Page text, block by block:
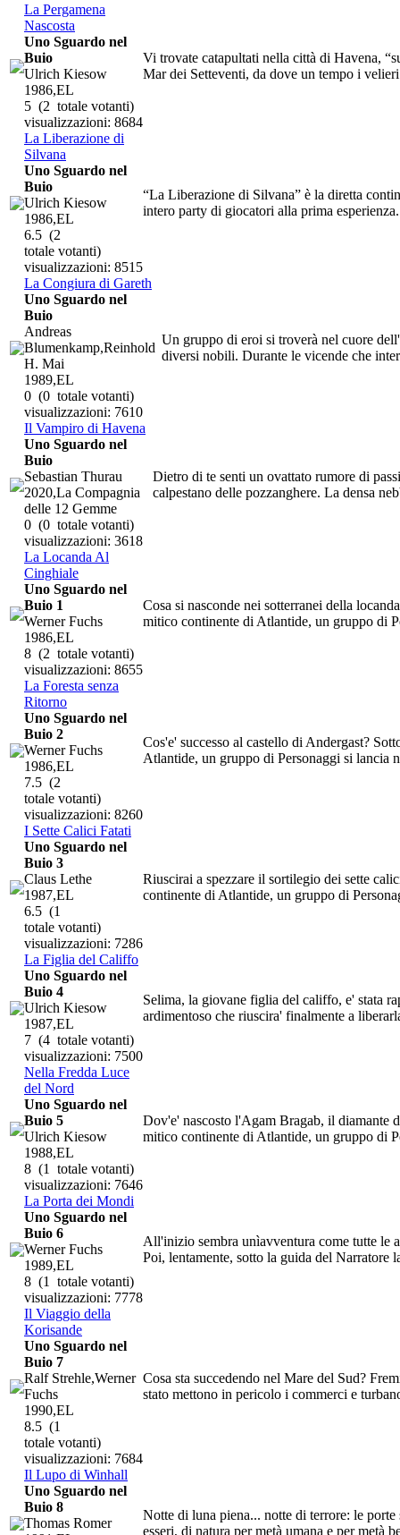
La Pergamena
Nascosta
Vi trovate catapultati nella città di Havena,
Mar dei Setteventi, da dove un tempo i
Uno Sguardo nel
Buio
Ulrich Kiesow
1986,EL
5 (2 totale votanti)
visualizzazioni: 8684
La Liberazione di
Silvana
“La Liberazione di Silvana” è la diretta
intero party di giocatori alla prima
Uno Sguardo nel
Buio
Ulrich Kiesow
1986,EL
6.5 (2
totale votanti)
visualizzazioni: 8515
La Congiura di Gareth
Un gruppo di eroi si troverà nel cuore
diversi nobili. Durante le vicende che
Uno Sguardo nel
Buio
Andreas
Blumenkamp,Reinhold
H. Mai
1989,EL
0 (0 totale votanti)
visualizzazioni: 7610
Il Vampiro di Havena
Dietro di te senti un ovattato rumore di
calpestano delle pozzanghere. La densa
Uno Sguardo nel
Buio
Sebastian Thurau
2020,La Compagnia
delle 12 Gemme
0 (0 totale votanti)
visualizzazioni: 3618
La Locanda Al
Cinghiale
Cosa si nasconde nei sotterranei della
mitico continente di Atlantide, un gruppo di
Uno Sguardo nel
Buio 1
Werner Fuchs
1986,EL
8 (2 totale votanti)
visualizzazioni: 8655
La Foresta senza
Ritorno
Cos'e' successo al castello di Andergast?
Atlantide, un gruppo di Personaggi si lancia
Uno Sguardo nel
Buio 2
Werner Fuchs
1986,EL
7.5 (2
totale votanti)
visualizzazioni: 8260
I Sette Calici Fatati
Riuscirai a spezzare il sortilegio dei sette
continente di Atlantide, un gruppo di
Uno Sguardo nel
Buio 3
Claus Lethe
1987,EL
6.5 (1
totale votanti)
visualizzazioni: 7286
La Figlia del Califfo
Selima, la giovane figlia del califfo, e' stata
ardimentoso che riuscira' finalmente a
Uno Sguardo nel
Buio 4
Ulrich Kiesow
1987,EL
7 (4 totale votanti)
visualizzazioni: 7500
Nella Fredda Luce
del Nord
Dov'e' nascosto l'Agam Bragab, il diamante
mitico continente di Atlantide, un gruppo di
Uno Sguardo nel
Buio 5
Ulrich Kiesow
1988,EL
8 (1 totale votanti)
visualizzazioni: 7646
La Porta dei Mondi
All'inizio sembra unìavventura come tutte le
Poi, lentamente, sotto la guida del Narratore
Uno Sguardo nel
Buio 6
Werner Fuchs
1989,EL
8 (1 totale votanti)
visualizzazioni: 7778
Il Viaggio della
Korisande
Cosa sta succedendo nel Mare del Sud?
stato mettono in pericolo i commerci e
Uno Sguardo nel
Buio 7
Ralf Strehle,Werner
Fuchs
1990,EL
8.5 (1
totale votanti)
visualizzazioni: 7684
Il Lupo di Winhall
Notte di luna piena... notte di terrore: le
esseri, di natura per metà umana e per metà
Uno Sguardo nel
Buio 8
Thomas Romer